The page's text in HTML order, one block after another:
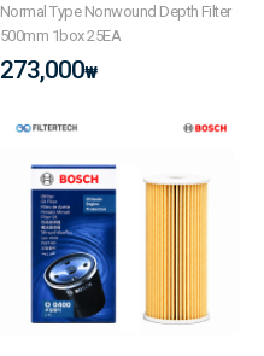
Normal Type Nonwound Depth Filter
500mm 1box 25EA
273,000₩